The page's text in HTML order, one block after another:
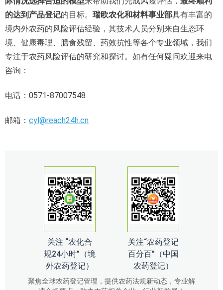
的达到产品登记的目标。 瑞欧农化和材料事业部具有丰富的
境内外农药的风险评估经验，其技术人员分别来自生态环
境、健康毒理、膳食残留、药效抗性等各个专业领域，我们
专注于农药风险评估的研究和探讨。如有任何疑问欢迎来电
咨询：
电话：0571-87007548
邮箱： cyl@reach24h.cn
关注 “农化合
规24小时”（境
外农药登记）
关注“农药登记
百分百”（中国
农药登记）
聚焦全球农药登记管理，提供农药法规新动态，专业解